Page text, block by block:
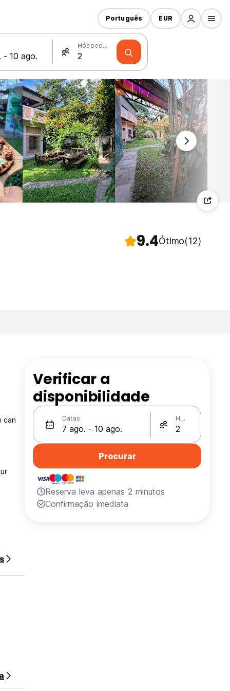
Hóspedes
Português EUR
9.4Ótimo(12)
can
Verificar a
disponibilidade
Datas Hóspedes
Procurar
Reserva leva apenas 2 minutos
Confirmação imediata